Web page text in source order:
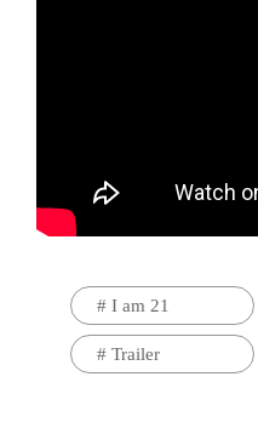
# I am 21
# Trailer